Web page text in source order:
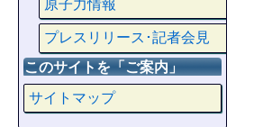
原子力情報
プレスリリース･記者会見
このサイトを「ご案内」
サイトマップ